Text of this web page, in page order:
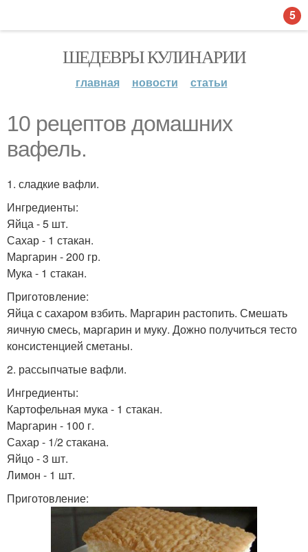
ШЕДЕВРЫ КУЛИНАРИИ
главная новости статьи
10 рецептов домашних
вафель.
1. сладкие вафли.
Ингредиенты:
Яйца - 5 шт.
Сахар - 1 стакан.
Маргарин - 200 гр.
Мука - 1 стакан.
Приготовление:
Яйца с сахаром взбить. Маргарин растопить. Смешать
яичную смесь, маргарин и муку. Дожно получиться тесто
консистенцией сметаны.
2. рассыпчатые вафли.
Ингредиенты:
Картофельная мука - 1 стакан.
Маргарин - 100 г.
Сахар - 1/2 стакана.
Яйцо - 3 шт.
Лимон - 1 шт.
Приготовление:
5